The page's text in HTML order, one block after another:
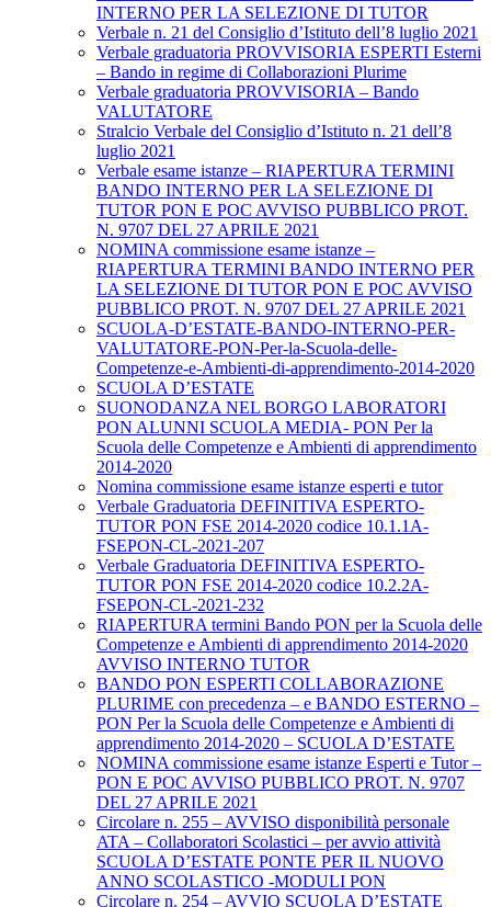
INTERNO PER LA SELEZIONE DI TUTOR
Verbale n. 21 del Consiglio d’Istituto dell’8 luglio 2021
Verbale graduatoria PROVVISORIA ESPERTI Esterni
– Bando in regime di Collaborazioni Plurime
Verbale graduatoria PROVVISORIA – Bando
VALUTATORE
Stralcio Verbale del Consiglio d’Istituto n. 21 dell’8
luglio 2021
Verbale esame istanze – RIAPERTURA TERMINI
BANDO INTERNO PER LA SELEZIONE DI
TUTOR PON E POC AVVISO PUBBLICO PROT.
N. 9707 DEL 27 APRILE 2021
NOMINA commissione esame istanze –
RIAPERTURA TERMINI BANDO INTERNO PER
LA SELEZIONE DI TUTOR PON E POC AVVISO
PUBBLICO PROT. N. 9707 DEL 27 APRILE 2021
SCUOLA-D’ESTATE-BANDO-INTERNO-PER-
VALUTATORE-PON-Per-la-Scuola-delle-
Competenze-e-Ambienti-di-apprendimento-2014-2020
SCUOLA D’ESTATE
SUONODANZA NEL BORGO LABORATORI
PON ALUNNI SCUOLA MEDIA- PON Per la
Scuola delle Competenze e Ambienti di apprendimento
2014-2020
Nomina commissione esame istanze esperti e tutor
Verbale Graduatoria DEFINITIVA ESPERTO-
TUTOR PON FSE 2014-2020 codice 10.1.1A-
FSEPON-CL-2021-207
Verbale Graduatoria DEFINITIVA ESPERTO-
TUTOR PON FSE 2014-2020 codice 10.2.2A-
FSEPON-CL-2021-232
RIAPERTURA termini Bando PON per la Scuola delle
Competenze e Ambienti di apprendimento 2014-2020
AVVISO INTERNO TUTOR
BANDO PON ESPERTI COLLABORAZIONE
PLURIME con precedenza – e BANDO ESTERNO –
PON Per la Scuola delle Competenze e Ambienti di
apprendimento 2014-2020 – SCUOLA D’ESTATE
NOMINA commissione esame istanze Esperti e Tutor –
PON E POC AVVISO PUBBLICO PROT. N. 9707
DEL 27 APRILE 2021
Circolare n. 255 – AVVISO disponibilità personale
ATA – Collaboratori Scolastici – per avvio attività
SCUOLA D’ESTATE PONTE PER IL NUOVO
ANNO SCOLASTICO -MODULI PON
Circolare n. 254 – AVVIO SCUOLA D’ESTATE